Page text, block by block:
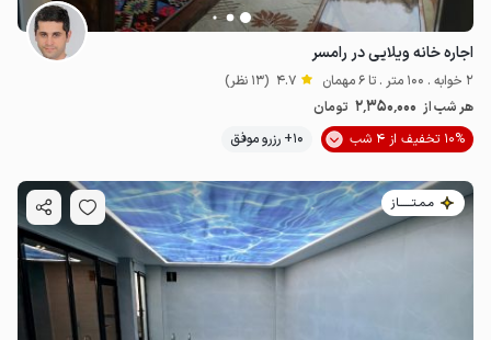
اجاره خانه ویلایی در رامسر
2 خوابه . 100 متر . تا 6 مهمان 4.7 (13 نظر)
هر شب از 2٬350٬000 تومان
10% تخفیف از 4 شب
10+ رزرو موفق
مـمـتــــــاز